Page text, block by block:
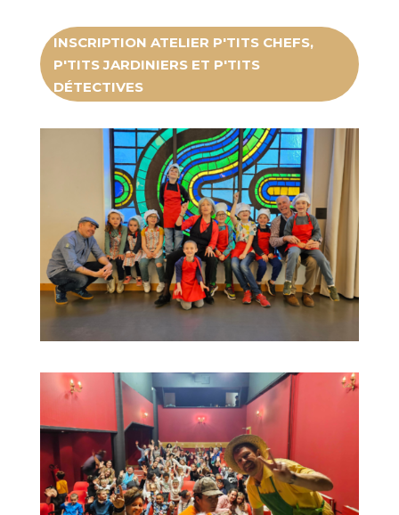
INSCRIPTION ATELIER P'TITS CHEFS,
P'TITS JARDINIERS ET P'TITS
DÉTECTIVES